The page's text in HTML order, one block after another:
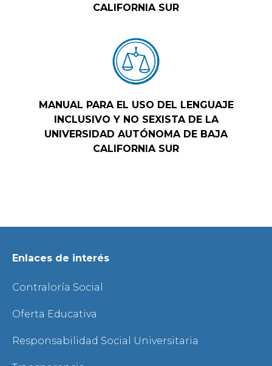
CALIFORNIA SUR
MANUAL PARA EL USO DEL LENGUAJE
INCLUSIVO Y NO SEXISTA DE LA
UNIVERSIDAD AUTÓNOMA DE BAJA
CALIFORNIA SUR
Enlaces de interés
Contraloría Social
Oferta Educativa
Responsabilidad Social Universitaria